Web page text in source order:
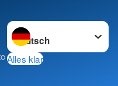
Sprache wechseln zu
Alles klar